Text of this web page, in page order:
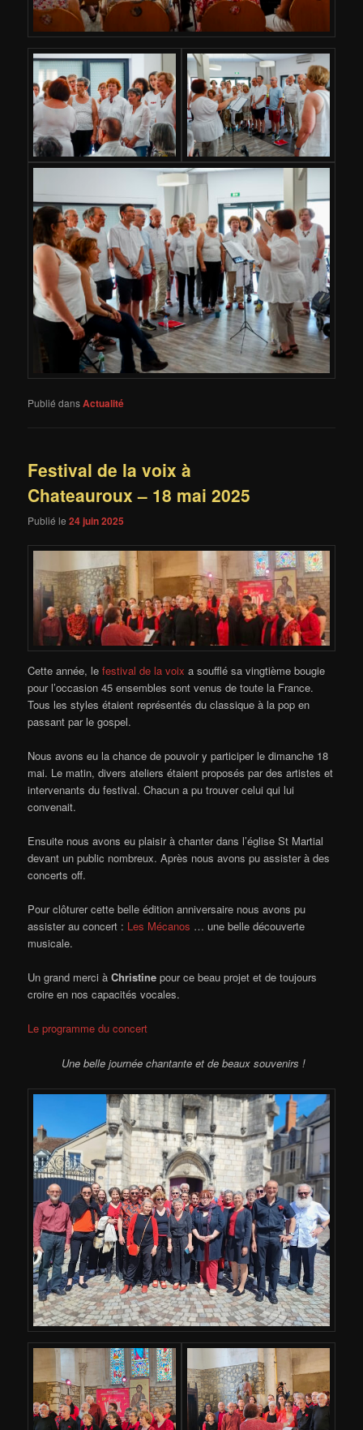
Publié dansActualité
Festival de la voix à
Chateauroux – 18 mai 2025
Publié le24 juin 2025
Cette année, lefestival de la voix a soufflé sa vingtième bougie
pour l’occasion 45 ensembles sont venus de toute la France.
Tous les styles étaient représentés du classique à la pop en
passant par le gospel.
Nous avons eu la chance de pouvoir y participer le dimanche 18
mai. Le matin, divers ateliers étaient proposés par des artistes et
intervenants du festival. Chacun a pu trouver celui qui lui
convenait.
Ensuite nous avons eu plaisir à chanter dans l’église St Martial
devant un public nombreux. Après nous avons pu assister à des
concerts off.
Pour clôturer cette belle édition anniversaire nous avons pu
assister au concert : Les Mécanos … une belle découverte
musicale.
Un grand merci àChristine pour ce beau projet et de toujours
croire en nos capacités vocales.
Le programme du concert
Une belle journée chantante et de beaux souvenirs !